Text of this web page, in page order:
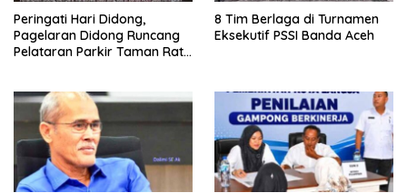
Peringati Hari Didong,
Pagelaran Didong Runcang
Pelataran Parkir Taman Ratu
8 Tim Berlaga di Turnamen
Eksekutif PSSI Banda Aceh